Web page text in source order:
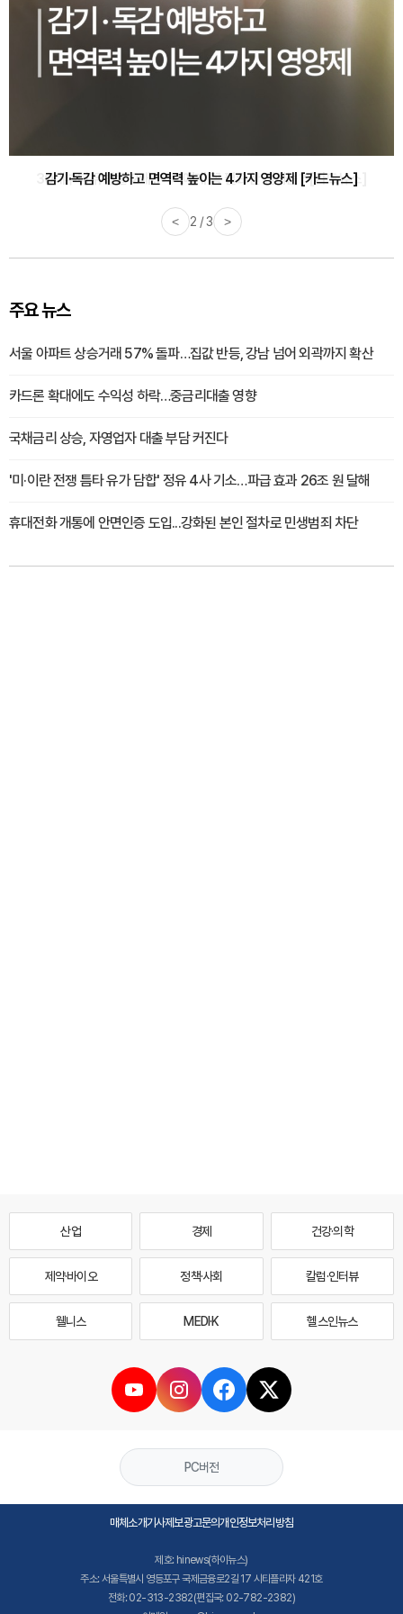
감기·독감 예방하고 면역력 높이는 4가지 영양제 [카드뉴스]
< 3 / 3 >
주요 뉴스
서울 아파트 상승거래 57% 돌파…집값 반등, 강남 넘어 외곽까지 확산
카드론 확대에도 수익성 하락…중금리대출 영향
국채금리 상승, 자영업자 대출 부담 커진다
'미·이란 전쟁 틈타 유가 담합' 정유 4사 기소…파급 효과 26조 원 달해
휴대전화 개통에 안면인증 도입...강화된 본인 절차로 민생범죄 차단
산업 경제 건강·의학
제약·바이오 정책·사회 칼럼·인터뷰
웰니스 MEDI·K 헬스인뉴스
PC버전
매체소개기사제보광고문의개인정보처리방침
제호: hinews(하이뉴스)
주소: 서울특별시 영등포구 국제금융로2길 17 시티플라자 421호
전화: 02-313-2382(편집국: 02-782-2382)